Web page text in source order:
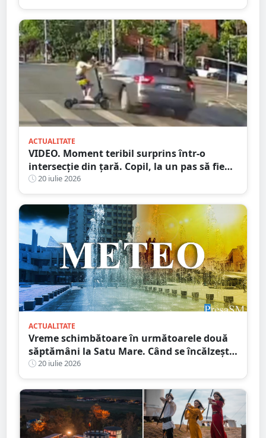
ACTUALITATE
VIDEO. Moment teribil surprins într-o
intersecție din țară. Copil, la un pas să fie
spulberat de mașină
20 iulie 2026
ACTUALITATE
Vreme schimbătoare în următoarele două
săptămâni la Satu Mare. Când se încălzește,
din nou, vremea
20 iulie 2026